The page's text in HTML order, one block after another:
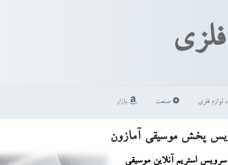
فلزی
لوازم فلزی صنعت بازار
استریم آنلاین موسیقی